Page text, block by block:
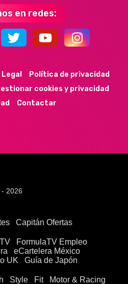
en redes:
Política de privacidad
cookies y privacidad
Contactar
2026
Capitán Ofertas
FormulaTV Empleo
eCartelera México
UK
Guía de Japón
Style Fit Motor & Racing